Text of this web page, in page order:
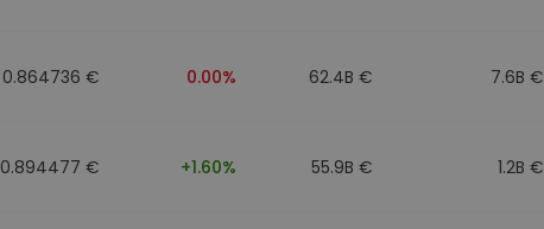
0.864736 € 0.00% 62.4B € 7.6B €
0.894477 € +1.60% 55.9B € 1.2B €